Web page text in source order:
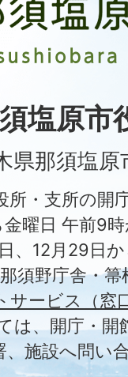
塩原市
那須塩原
所・支所の開
金曜日 午前9
、12月29日
須野庁舎・
サービス（窓
は、開庁・
、施設へ問い